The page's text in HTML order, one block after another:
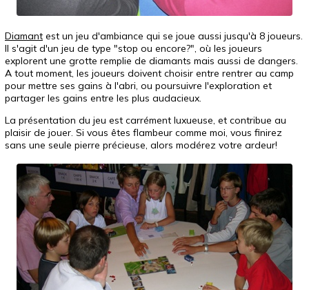
Diamant est un jeu d'ambiance qui se joue aussi jusqu'à 8 joueurs.
Il s'agit d'un jeu de type "stop ou encore?", où les joueurs
explorent une grotte remplie de diamants mais aussi de dangers.
A tout moment, les joueurs doivent choisir entre rentrer au camp
pour mettre ses gains à l'abri, ou poursuivre l'exploration et
partager les gains entre les plus audacieux.
La présentation du jeu est carrément luxueuse, et contribue au
plaisir de jouer. Si vous êtes flambeur comme moi, vous finirez
sans une seule pierre précieuse, alors modérez votre ardeur!